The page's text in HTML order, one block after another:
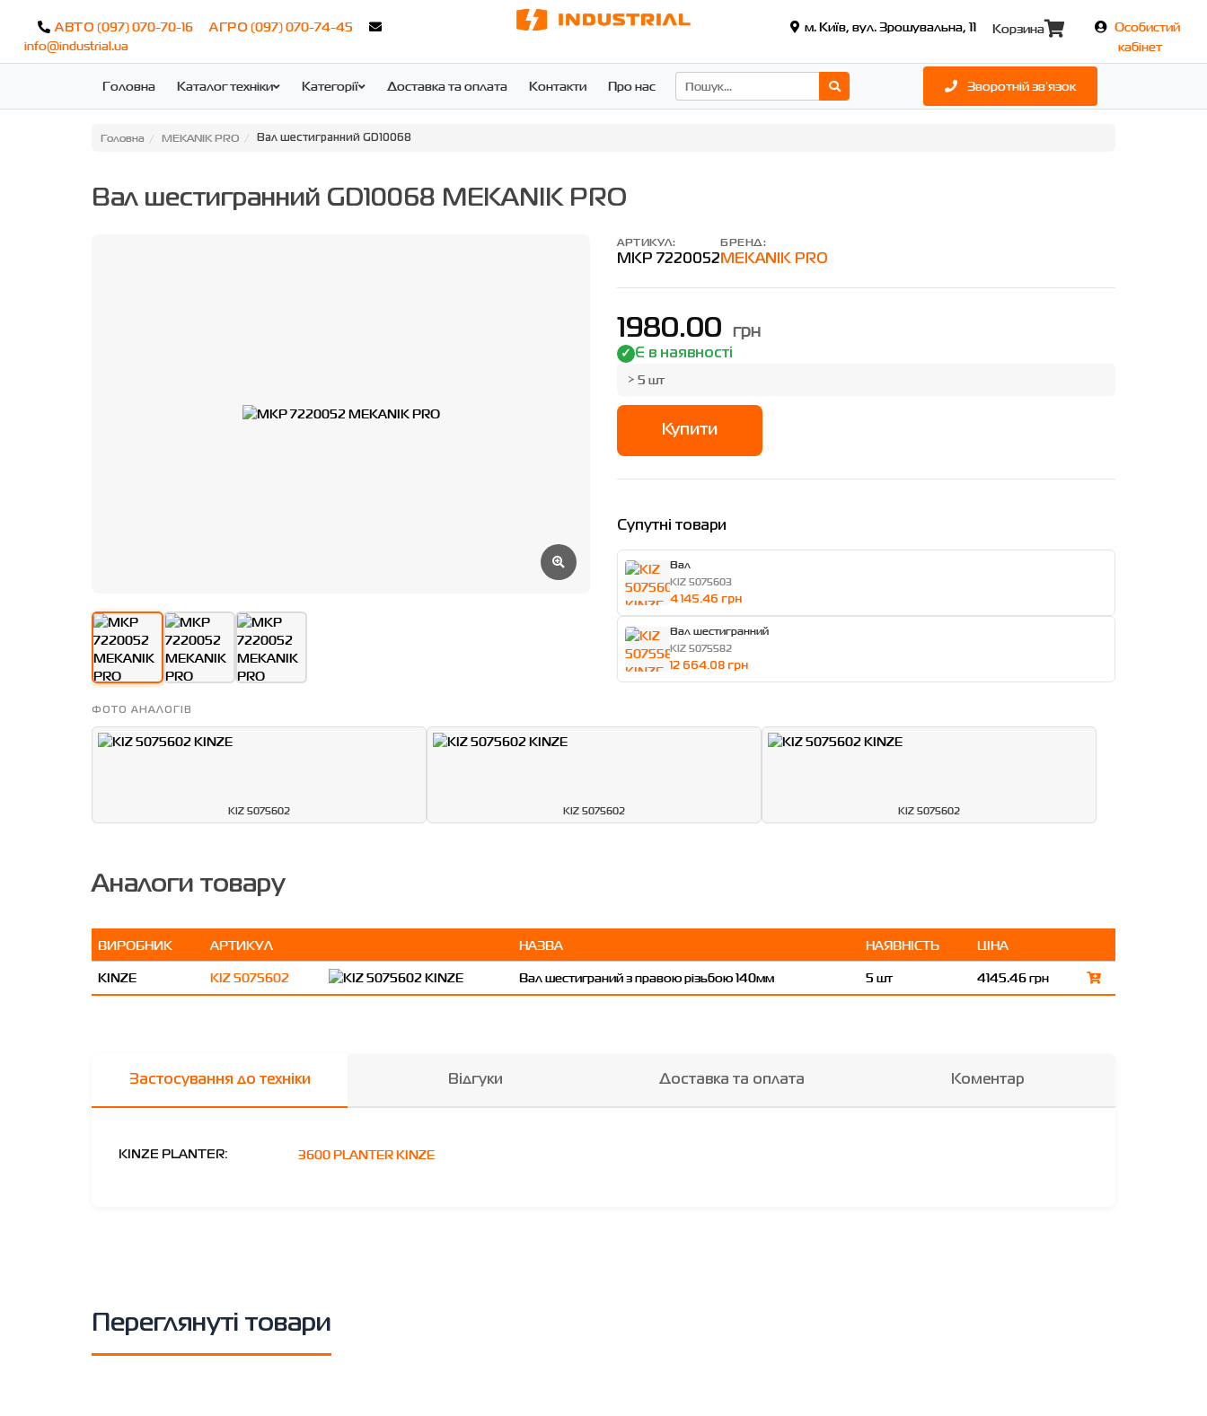
АВТО (097) 070-70-16 АГРО (097) 070-74-45
info@industrial.ua
м. Київ, вул. Зрошувальна, 11 Корзина
Особистий
кабінет
Головна Каталог техніки Категорії Доставка та оплата Контакти Про нас Зворотній зв'язок
Головна MEKANIK PRO Вал шестигранний GD10068
Вал шестигранний GD10068 MEKANIK PRO
АРТИКУЛ:
MKP 7220052
БРЕНД:
MEKANIK PRO
1980.00 грн
Є в наявності
> 5 шт
Купити
Супутні товари
Вал
KIZ 5075603
4 145.46 грн
Вал шестигранний
KIZ 5075582
12 664.08 грн
ФОТО АНАЛОГІВ
KIZ 5075602 KIZ 5075602 KIZ 5075602
Аналоги товару
ВИРОБНИК АРТИКУЛ НАЗВА НАЯВНІСТЬ
ЦІНА
KINZE
KIZ 5075602 Вал шестиграний з правою різьбою 140мм 5 шт 4145.46 грн
Застосування до техніки Відгуки Доставка та оплата Коментар
KINZE PLANTER: 3600 PLANTER KINZE
Переглянуті товари